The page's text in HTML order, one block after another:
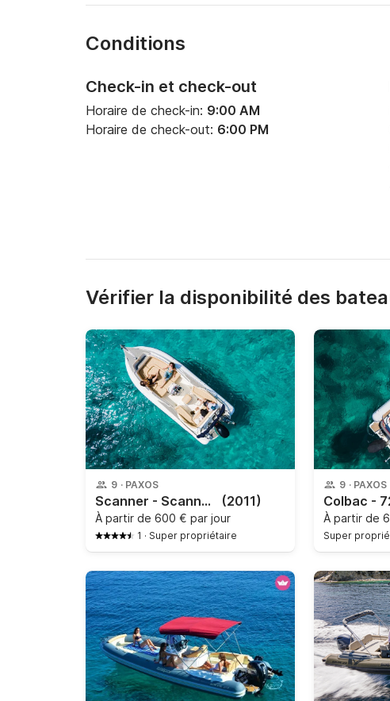
Conditions
Check-in et check-out
Horaire de check-in: 9:00 AM
Horaire de check-out: 6:00 PM
Vérifier la disponibilité des
9 · PAXOS
Scanner - Scanner Envy 710 (2011)
À partir de 600 € par jour
1 · Super propriétaire
9 · PAXOS
Colbac -
À partir de
Super